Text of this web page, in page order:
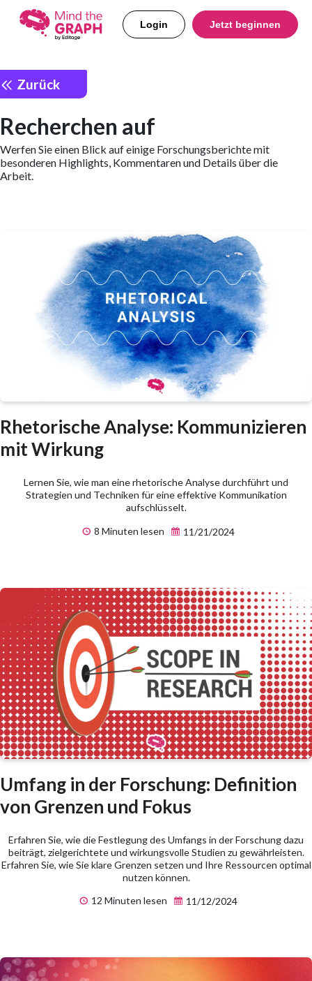
Login Jetzt beginnen
Zurück
Recherchen auf
Werfen Sie einen Blick auf einige Forschungsberichte mit
besonderen Highlights, Kommentaren und Details über die
Arbeit.
Rhetorische Analyse: Kommunizieren
mit Wirkung
Lernen Sie, wie man eine rhetorische Analyse durchführt und
Strategien und Techniken für eine effektive Kommunikation
aufschlüsselt.
8 Minuten lesen
11/21/2024
Umfang in der Forschung: Definition
von Grenzen und Fokus
Erfahren Sie, wie die Festlegung des Umfangs in der Forschung dazu
beiträgt, zielgerichtete und wirkungsvolle Studien zu gewährleisten.
Erfahren Sie, wie Sie klare Grenzen setzen und Ihre Ressourcen optimal
nutzen können.
12 Minuten lesen
11/12/2024